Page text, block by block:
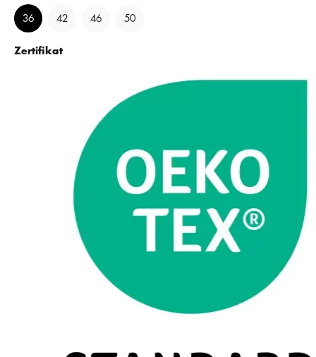
36 42 46 50
Zertifikat